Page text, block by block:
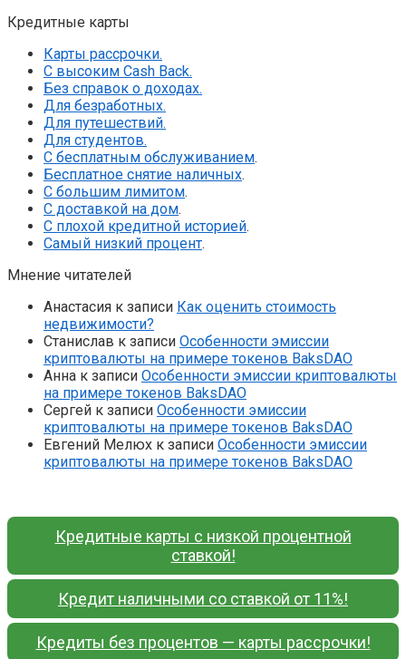
Кредитные карты
Карты рассрочки.
С высоким Cash Back.
Без справок о доходах.
Для безработных.
Для путешествий.
Для студентов.
С бесплатным обслуживанием.
Бесплатное снятие наличных.
С большим лимитом.
С доставкой на дом.
С плохой кредитной историей.
Самый низкий процент.
Мнение читателей
Анастасия к записи Как оценить стоимость
недвижимости?
Станислав к записи Особенности эмиссии
криптовалюты на примере токенов BaksDAO
Анна к записи Особенности эмиссии криптовалюты
на примере токенов BaksDAO
Сергей к записи Особенности эмиссии
криптовалюты на примере токенов BaksDAO
Евгений Мелюх к записи Особенности эмиссии
криптовалюты на примере токенов BaksDAO
Кредитные карты с низкой процентной
ставкой!
Кредит наличными со ставкой от 11%!
Кредиты без процентов — карты рассрочки!